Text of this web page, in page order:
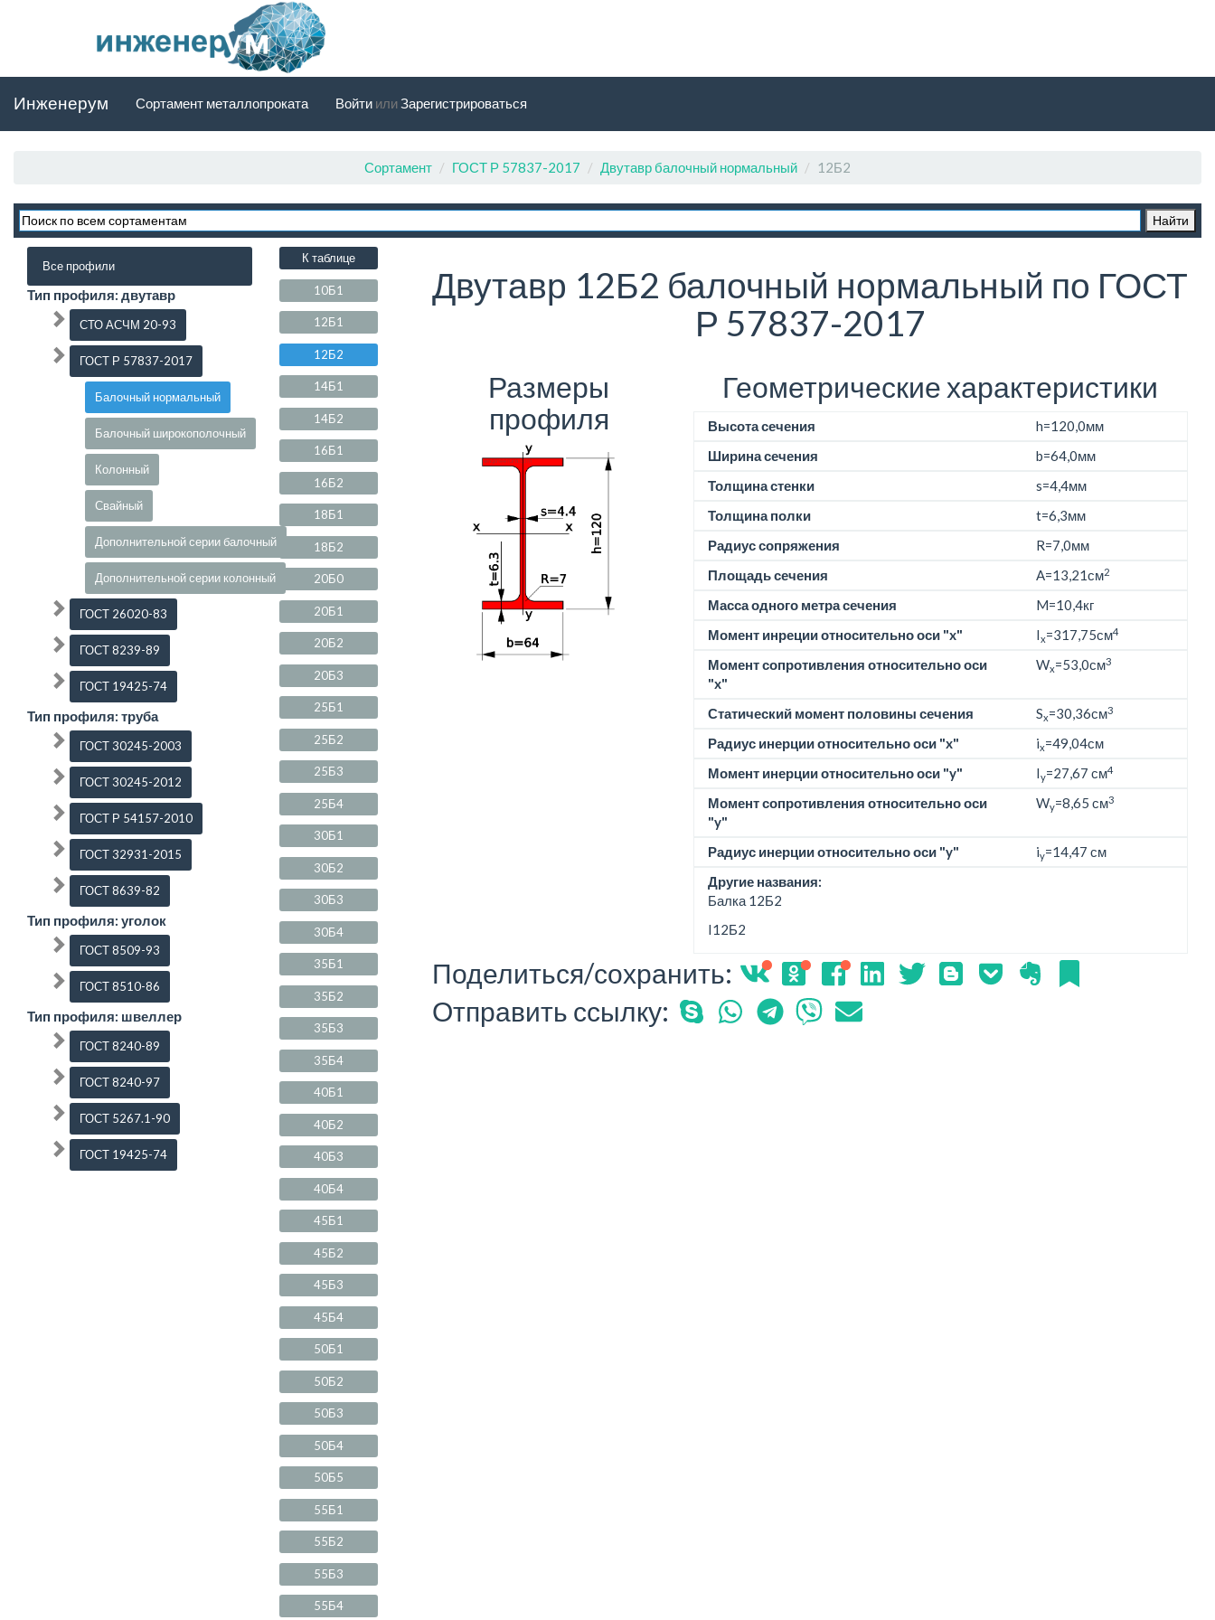
Инженерум Сортамент металлопроката Войти илиЗарегистрироваться
Сортамент ГОСТ Р 57837-2017 Двутавр балочный нормальный 12Б2
Двутавр 12Б2 балочный нормальный по ГОСТ
Р 57837-2017
Размеры
профиля
Геометрические характеристики
Высота сечения h=120,0мм
Ширина сечения
b=64,0мм
Толщина стенки
s=4,4мм
Толщина полки
t=6,3мм
Радиус сопряжения
R=7,0мм
Площадь сечения
A=13,21см2
Масса одного метра сечения M=10,4кг
Момент инреции относительно оси "x"
Ix=317,75см4
Момент сопротивления относительно оси
"x"
Wx=53,0см3
Статический момент половины сечения Sx=30,36см3
Радиус инерции относительно оси "x" ix=49,04см
Момент инерции относительно оси "y"
Iy=27,67 см4
Момент сопротивления относительно оси
"y"
Wy=8,65 см3
Радиус инерции относительно оси "y" iy=14,47 см
Другие названия:
Балка 12Б2
I12Б2
Поделиться/сохранить:
Отправить ссылку:
К таблице
10Б1
12Б1
12Б2
14Б1
14Б2
16Б1
16Б2
18Б1
18Б2
20Б0
20Б1
20Б2
20Б3
25Б1
25Б2
25Б3
25Б4
30Б1
30Б2
30Б3
30Б4
35Б1
35Б2
35Б3
35Б4
40Б1
40Б2
40Б3
40Б4
45Б1
45Б2
45Б3
45Б4
50Б1
50Б2
50Б3
50Б4
50Б5
55Б1
55Б2
55Б3
55Б4
Все профили
Тип профиля: двутавр
СТО АСЧМ 20-93
ГОСТ Р 57837-2017
Балочный нормальный
Балочный широкополочный
Колонный
Свайный
Дополнительной серии балочный
Дополнительной серии колонный
ГОСТ 26020-83
ГОСТ 8239-89
ГОСТ 19425-74
Тип профиля: труба
ГОСТ 30245-2003
ГОСТ 30245-2012
ГОСТ Р 54157-2010
ГОСТ 32931-2015
ГОСТ 8639-82
Тип профиля: уголок
ГОСТ 8509-93
ГОСТ 8510-86
Тип профиля: швеллер
ГОСТ 8240-89
ГОСТ 8240-97
ГОСТ 5267.1-90
ГОСТ 19425-74